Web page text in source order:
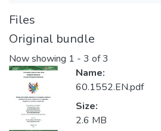
Files
Original bundle
Now showing 1 - 3 of 3
Name:
60.1552.EN.pdf
Size:
2.6 MB